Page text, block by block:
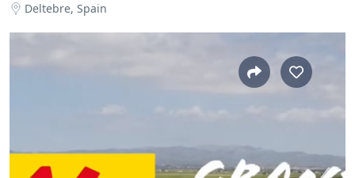
Deltebre, Spain